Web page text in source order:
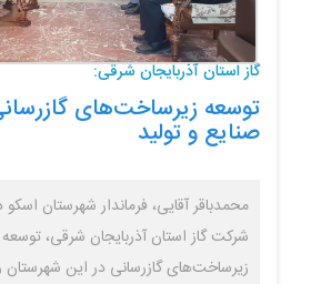
گاز استان آذربایجان شرقی:
توسعه زیرساخت‌های
صنایع و تولید
محمدباقر آقایی، فرماندار شهرستان اسکو
شرکت گاز استان آذربایجان شرقی،
زیرساخت‌های گازرسانی در این شهرستان